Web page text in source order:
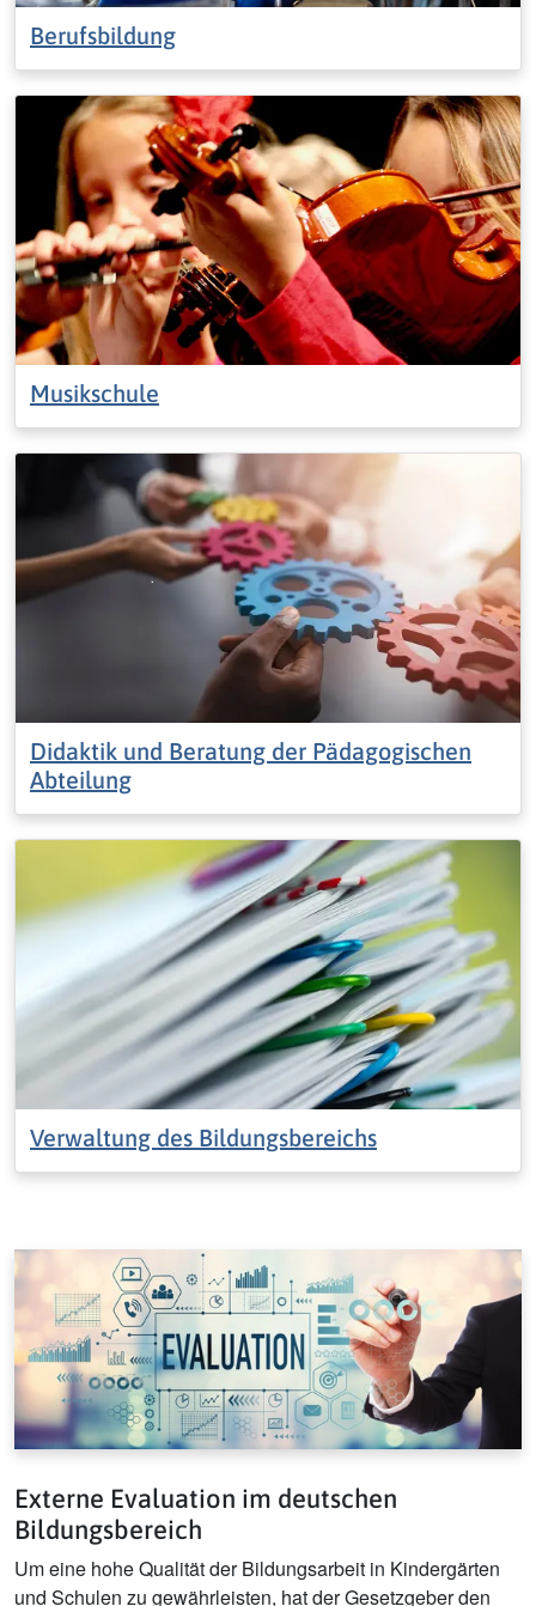
Berufsbildung
Musikschule
Didaktik und Beratung der Pädagogischen
Abteilung
Verwaltung des Bildungsbereichs
Externe Evaluation im deutschen
Bildungsbereich
Um eine hohe Qualität der Bildungsarbeit in Kindergärten
und Schulen zu gewährleisten, hat der Gesetzgeber den